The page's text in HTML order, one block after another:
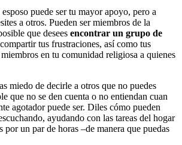
esposo puede ser tu mayor apoyo, pero a
a otros. Pueden ser miembros de la
que desees encontrar un grupo de
tus frustraciones, así como tus
en tu comunidad religiosa a quienes
miedo de decirle a otros que no puedes
que no se den cuenta o no entiendan cuan
agotador puede ser. Diles cómo pueden
ayudando con las tareas del hogar
por un par de horas –de manera que puedas